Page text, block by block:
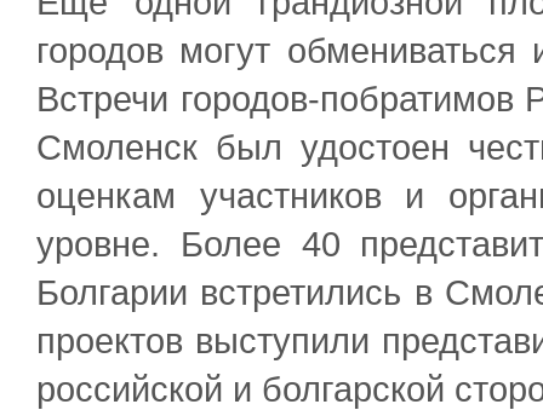
городов могут
Встречи городов-побратимов
Смоленск был удостоен
оценкам участников и
уровне. Более 40
Болгарии встретились в
проектов выступили
российской и болгарской